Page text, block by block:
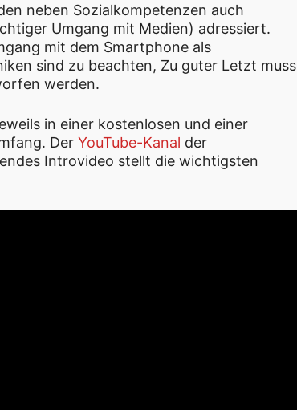
neben Sozialkompetenzen auch
Umgang mit Medien) adressiert.
mit dem Smartphone als
sind zu beachten, Zu guter Letzt muss
werden.
in einer kostenlosen und einer
Der YouTube-Kanal der
Introvideo stellt die wichtigsten